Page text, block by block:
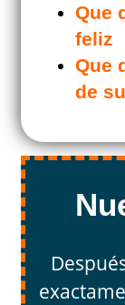
Que
feliz
Que
de